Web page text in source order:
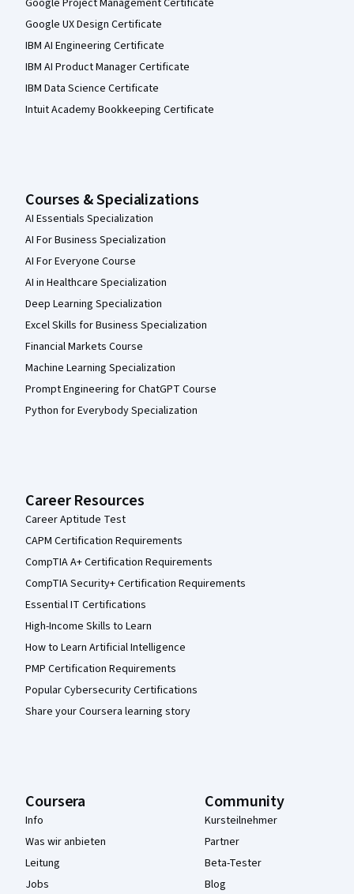
Google Project Management Certificate
Google UX Design Certificate
IBM AI Engineering Certificate
IBM AI Product Manager Certificate
IBM Data Science Certificate
Intuit Academy Bookkeeping Certificate
Courses & Specializations
AI Essentials Specialization
AI For Business Specialization
AI For Everyone Course
AI in Healthcare Specialization
Deep Learning Specialization
Excel Skills for Business Specialization
Financial Markets Course
Machine Learning Specialization
Prompt Engineering for ChatGPT Course
Python for Everybody Specialization
Career Resources
Career Aptitude Test
CAPM Certification Requirements
CompTIA A+ Certification Requirements
CompTIA Security+ Certification Requirements
Essential IT Certifications
High-Income Skills to Learn
How to Learn Artificial Intelligence
PMP Certification Requirements
Popular Cybersecurity Certifications
Share your Coursera learning story
Coursera
Info
Was wir anbieten
Leitung
Jobs
Community
Kursteilnehmer
Partner
Beta-Tester
Blog